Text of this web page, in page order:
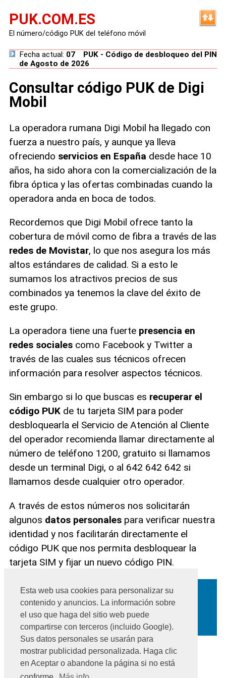
Esta web usa cookies para personalizar su
contenido y anuncios. La información sobre
el uso que haga del sitio web puede
compartirse con terceros (incluido Google).
Sus datos personales se usarán para
mostrar publicidad personalizada. Haga clic
en Aceptar o abandone la página si no está
PUK.COM.ES
El número/código PUK del teléfono móvil
PUK - Código de desbloqueo del PIN
Fecha actual: 07
de Agosto de 2026
Consultar código PUK de Digi
Mobil
La operadora rumana Digi Mobil ha llegado con
fuerza a nuestro país, y aunque ya lleva
ofreciendo servicios en España desde hace 10
años, ha sido ahora con la comercialización de la
fibra óptica y las ofertas combinadas cuando la
operadora anda en boca de todos.
Recordemos que Digi Mobil ofrece tanto la
cobertura de móvil como de fibra a través de las
redes de Movistar, lo que nos asegura los más
altos estándares de calidad. Si a esto le
sumamos los atractivos precios de sus
combinados ya tenemos la clave del éxito de
este grupo.
La operadora tiene una fuerte presencia en
redes sociales como Facebook y Twitter a
través de las cuales sus técnicos ofrecen
información para resolver aspectos técnicos.
Sin embargo si lo que buscas es recuperar el
código PUK de tu tarjeta SIM para poder
desbloquearla el Servicio de Atención al Cliente
del operador recomienda llamar directamente al
número de teléfono 1200, gratuito si llamamos
desde un terminal Digi, o al 642 642 642 si
llamamos desde cualquier otro operador.
A través de estos números nos solicitarán
algunos datos personales para verificar nuestra
identidad y nos facilitarán directamente el
código PUK que nos permita desbloquear la
tarjeta SIM y fijar un nuevo código PIN.
Volver a PUK